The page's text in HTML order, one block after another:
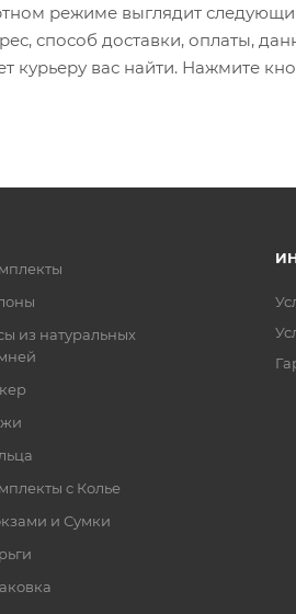
режиме выглядит
способ доставки, оплаты,
вас найти. Нажмите
из натуральных
с Колье
и Сумки